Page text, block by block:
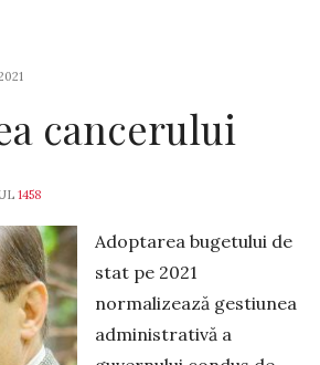
cancerului
1458
Adoptarea bugetului de
stat pe 2021
normalizează gestiunea
administrativă a